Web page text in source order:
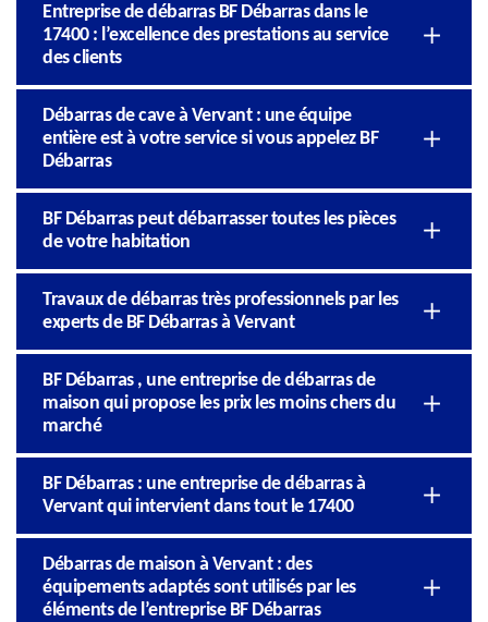
Entreprise de débarras BF Débarras dans le
17400 : l’excellence des prestations au service
des clients
Débarras de cave à Vervant : une équipe
entière est à votre service si vous appelez BF
Débarras
BF Débarras peut débarrasser toutes les pièces
de votre habitation
Travaux de débarras très professionnels par les
experts de BF Débarras à Vervant
BF Débarras , une entreprise de débarras de
maison qui propose les prix les moins chers du
marché
BF Débarras : une entreprise de débarras à
Vervant qui intervient dans tout le 17400
Débarras de maison à Vervant : des
équipements adaptés sont utilisés par les
éléments de l’entreprise BF Débarras